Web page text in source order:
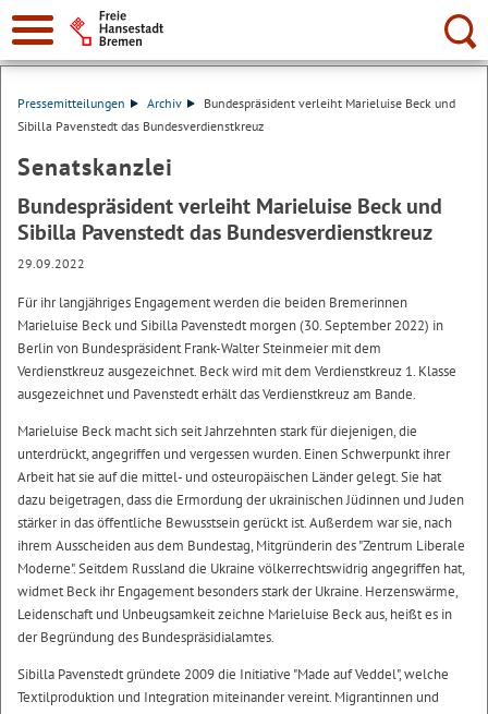
Suche:
Pressemitteilungen Archiv
Bundespräsident verleiht Marieluise Beck und
Sibilla Pavenstedt das Bundesverdienstkreuz
Senatskanzlei
Bundespräsident verleiht Marieluise Beck und
Sibilla Pavenstedt das Bundesverdienstkreuz
29.09.2022
Für ihr langjähriges Engagement werden die beiden Bremerinnen
Marieluise Beck und Sibilla Pavenstedt morgen (30. September 2022) in
Berlin von Bundespräsident Frank-Walter Steinmeier mit dem
Verdienstkreuz ausgezeichnet. Beck wird mit dem Verdienstkreuz 1. Klasse
ausgezeichnet und Pavenstedt erhält das Verdienstkreuz am Bande.
Marieluise Beck macht sich seit Jahrzehnten stark für diejenigen, die
unterdrückt, angegriffen und vergessen wurden. Einen Schwerpunkt ihrer
Arbeit hat sie auf die mittel- und osteuropäischen Länder gelegt. Sie hat
dazu beigetragen, dass die Ermordung der ukrainischen Jüdinnen und Juden
stärker in das öffentliche Bewusstsein gerückt ist. Außerdem war sie, nach
ihrem Ausscheiden aus dem Bundestag, Mitgründerin des "Zentrum Liberale
Moderne". Seitdem Russland die Ukraine völkerrechtswidrig angegriffen hat,
widmet Beck ihr Engagement besonders stark der Ukraine. Herzenswärme,
Leidenschaft und Unbeugsamkeit zeichne Marieluise Beck aus, heißt es in
der Begründung des Bundespräsidialamtes.
Sibilla Pavenstedt gründete 2009 die Initiative "Made auf Veddel", welche
Textilproduktion und Integration miteinander vereint. Migrantinnen und